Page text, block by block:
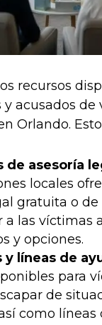
recursos
y acusados de
Orlando.
de asesoría
locales
gratuita o de
a las víctimas
y opciones.
y líneas de
para
de
como líneas